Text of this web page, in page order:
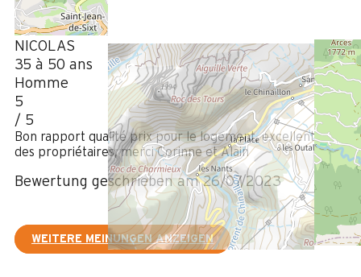
Juli 2023
NICOLAS
35 à 50 ans
Homme
5
/ 5
Bon rapport qualité prix pour le logement, excellent accueil
des propriétaires, merci Corinne et Alain
Bewertung geschrieben am 26/07/2023
WEITERE MEINUNGEN ANZEIGEN